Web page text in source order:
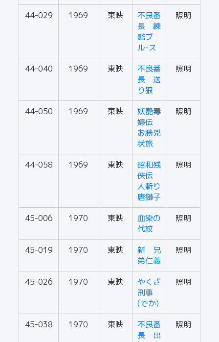
44-029 1969 東映
不良番
長 練
鑑ブ
ル-ス
照明
44-040 1969 東映
不良番
長 送
り狼
照明
44-050 1969 東映
妖艶毒
婦伝
お勝兇
状旅
照明
44-058 1969 東映
昭和残
侠伝
人斬り
唐獅子
照明
45-006 1970 東映
血染の
代紋
照明
45-019 1970 東映
新 兄
弟仁義
照明
45-026 1970 東映
やくざ
刑事
(でか)
照明
45-038 1970 東映
不良番
長 出
照明